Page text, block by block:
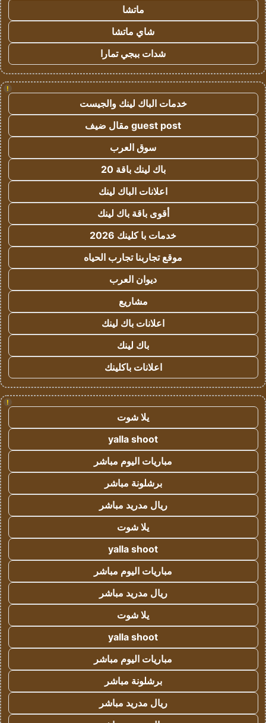
ماتشا
شاي ماتشا
شدات ببجي تمارا
!
خدمات الباك لينك والجيست
guest post مقال ضيف
سوق العرب
باك لينك باقة 20
اعلانات الباك لينك
أقوى باقة باك لينك
خدمات با كلينك 2026
موقع تجاربنا تجارب الحياه
ديوان العرب
مشاريع
اعلانات باك لينك
باك لينك
اعلانات باكلينك
!
يلا شوت
yalla shoot
مباريات اليوم مباشر
برشلونة مباشر
ريال مدريد مباشر
يلا شوت
yalla shoot
مباريات اليوم مباشر
ريال مدريد مباشر
يلا شوت
yalla shoot
مباريات اليوم مباشر
برشلونة مباشر
ريال مدريد مباشر